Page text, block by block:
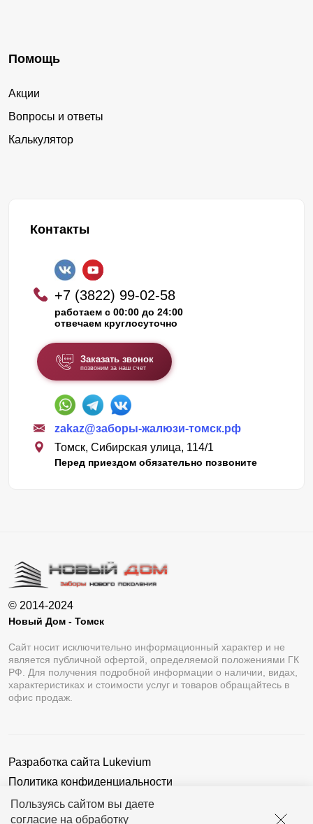
Пользуясь сайтом вы даете
согласие на обработку
Помощь
Акции
Вопросы и ответы
Калькулятор
Контакты
+7 (3822) 99-02-58
работаем с 00:00 до 24:00
отвечаем круглосуточно
Заказать звонок
позвоним за наш счет
zakaz@заборы-жалюзи-томск.рф
Томск, Сибирская улица, 114/1
Перед приездом обязательно позвоните
© 2014-2024
Новый Дом - Томск
Сайт носит исключительно информационный характер и не
является публичной офертой, определяемой положениями ГК
РФ. Для получения подробной информации о наличии, видах,
характеристиках и стоимости услуг и товаров обращайтесь в
офис продаж.
Разработка сайта Lukevium
Политика конфиденциальности
Пользовательское соглашение